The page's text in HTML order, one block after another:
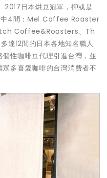
2017日本烘豆冠軍，抑或是
中4間：Mel Coffee Roaster
Coffee&Roasters、Th
12間的日本各地知名職人
性咖啡豆代理引進台灣，並
多喜愛咖啡的台灣消費者不